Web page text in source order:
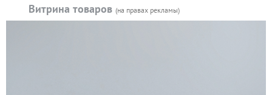
Витрина товаров (на правах рекламы)